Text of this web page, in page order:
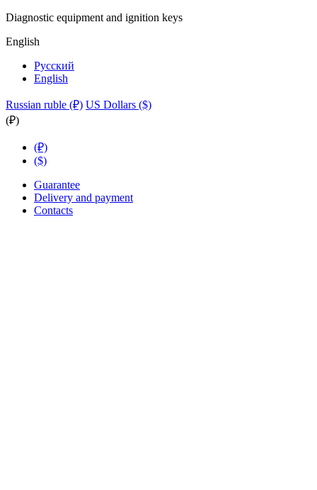
Diagnostic equipment and ignition keys
English
Русский
English
Russian ruble (₽) US Dollars ($)
(₽)
(₽)
($)
Guarantee
Delivery and payment
Contacts